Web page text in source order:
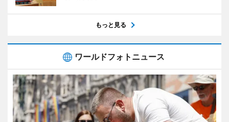
もっと見る
ワールドフォトニュース